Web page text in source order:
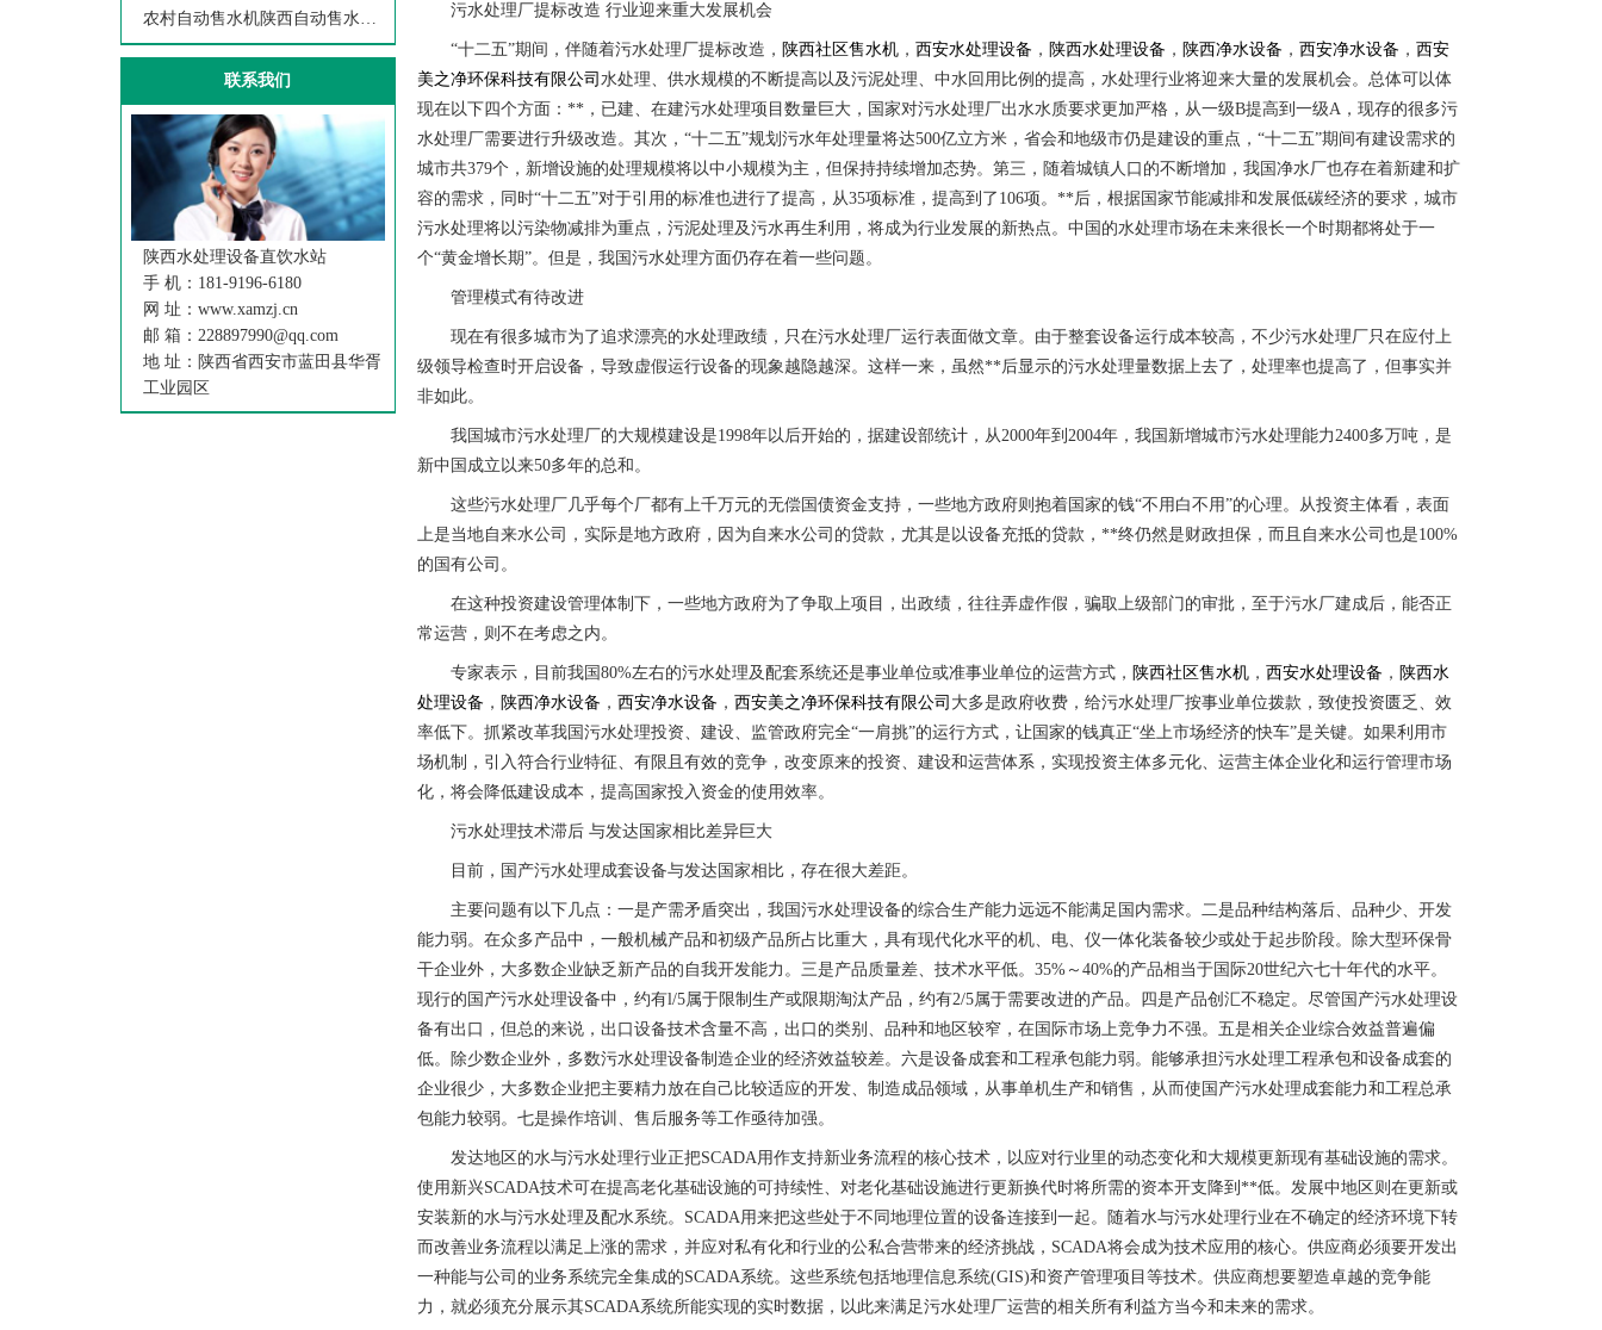
农村自动售水机陕西自动售水机西安美之
联系我们
陕西水处理设备直饮水站
手 机：181-9196-6180
网 址：www.xamzj.cn
邮 箱：228897990@qq.com
地 址：陕西省西安市蓝田县华胥
工业园区
污水处理厂提标改造 行业迎来重大发展机会
“十二五”期间，伴随着污水处理厂提标改造， 陕西社区售水机 ，西安水处理设备 ， 陕西水处理设备 ， 陕西净水设备 ，西安净水设备 ，西安
美之净环保科技有限公司水处理、供水规模的不断提高以及污泥处理、中水回用比例的提高，水处理行业将迎来大量的发展机会。总体可以体
现在以下四个方面：**，已建、在建污水处理项目数量巨大，国家对污水处理厂出水水质要求更加严格，从一级B提高到一级A，现存的很多污
水处理厂需要进行升级改造。其次，“十二五”规划污水年处理量将达500亿立方米，省会和地级市仍是建设的重点，“十二五”期间有建设需求的
城市共379个，新增设施的处理规模将以中小规模为主，但保持持续增加态势。第三，随着城镇人口的不断增加，我国净水厂也存在着新建和扩
容的需求，同时“十二五”对于引用的标准也进行了提高，从35项标准，提高到了106项。**后，根据国家节能减排和发展低碳经济的要求，城市
污水处理将以污染物减排为重点，污泥处理及污水再生利用，将成为行业发展的新热点。中国的水处理市场在未来很长一个时期都将处于一
个“黄金增长期”。但是，我国污水处理方面仍存在着一些问题。
管理模式有待改进
现在有很多城市为了追求漂亮的水处理政绩，只在污水处理厂运行表面做文章。由于整套设备运行成本较高，不少污水处理厂只在应付上
级领导检查时开启设备，导致虚假运行设备的现象越隐越深。这样一来，虽然**后显示的污水处理量数据上去了，处理率也提高了，但事实并
非如此。
我国城市污水处理厂的大规模建设是1998年以后开始的，据建设部统计，从2000年到2004年，我国新增城市污水处理能力2400多万吨，是
新中国成立以来50多年的总和。
这些污水处理厂几乎每个厂都有上千万元的无偿国债资金支持，一些地方政府则抱着国家的钱“不用白不用”的心理。从投资主体看，表面
上是当地自来水公司，实际是地方政府，因为自来水公司的贷款，尤其是以设备充抵的贷款，**终仍然是财政担保，而且自来水公司也是100%
的国有公司。
在这种投资建设管理体制下，一些地方政府为了争取上项目，出政绩，往往弄虚作假，骗取上级部门的审批，至于污水厂建成后，能否正
常运营，则不在考虑之内。
专家表示，目前我国80%左右的污水处理及配套系统还是事业单位或准事业单位的运营方式， 陕西社区售水机 ，西安水处理设备 ， 陕西水
处理设备 ， 陕西净水设备 ，西安净水设备 ，西安美之净环保科技有限公司 大多是政府收费，给污水处理厂按事业单位拨款，致使投资匮乏、效
率低下。抓紧改革我国污水处理投资、建设、监管政府完全“一肩挑”的运行方式，让国家的钱真正“坐上市场经济的快车”是关键。如果利用市
场机制，引入符合行业特征、有限且有效的竞争，改变原来的投资、建设和运营体系，实现投资主体多元化、运营主体企业化和运行管理市场
化，将会降低建设成本，提高国家投入资金的使用效率。
污水处理技术滞后 与发达国家相比差异巨大
目前，国产污水处理成套设备与发达国家相比，存在很大差距。
主要问题有以下几点：一是产需矛盾突出，我国污水处理设备的综合生产能力远远不能满足国内需求。二是品种结构落后、品种少、开发
能力弱。在众多产品中，一般机械产品和初级产品所占比重大，具有现代化水平的机、电、仪一体化装备较少或处于起步阶段。除大型环保骨
干企业外，大多数企业缺乏新产品的自我开发能力。三是产品质量差、技术水平低。35%～40%的产品相当于国际20世纪六七十年代的水平。
现行的国产污水处理设备中，约有l/5属于限制生产或限期淘汰产品，约有2/5属于需要改进的产品。四是产品创汇不稳定。尽管国产污水处理设
备有出口，但总的来说，出口设备技术含量不高，出口的类别、品种和地区较窄，在国际市场上竞争力不强。五是相关企业综合效益普遍偏
低。除少数企业外，多数污水处理设备制造企业的经济效益较差。六是设备成套和工程承包能力弱。能够承担污水处理工程承包和设备成套的
企业很少，大多数企业把主要精力放在自己比较适应的开发、制造成品领域，从事单机生产和销售，从而使国产污水处理成套能力和工程总承
包能力较弱。七是操作培训、售后服务等工作亟待加强。
发达地区的水与污水处理行业正把SCADA用作支持新业务流程的核心技术，以应对行业里的动态变化和大规模更新现有基础设施的需求。
使用新兴SCADA技术可在提高老化基础设施的可持续性、对老化基础设施进行更新换代时将所需的资本开支降到**低。发展中地区则在更新或
安装新的水与污水处理及配水系统。SCADA用来把这些处于不同地理位置的设备连接到一起。随着水与污水处理行业在不确定的经济环境下转
而改善业务流程以满足上涨的需求，并应对私有化和行业的公私合营带来的经济挑战，SCADA将会成为技术应用的核心。供应商必须要开发出
一种能与公司的业务系统完全集成的SCADA系统。这些系统包括地理信息系统(GIS)和资产管理项目等技术。供应商想要塑造卓越的竞争能
力，就必须充分展示其SCADA系统所能实现的实时数据，以此来满足污水处理厂运营的相关所有利益方当今和未来的需求。